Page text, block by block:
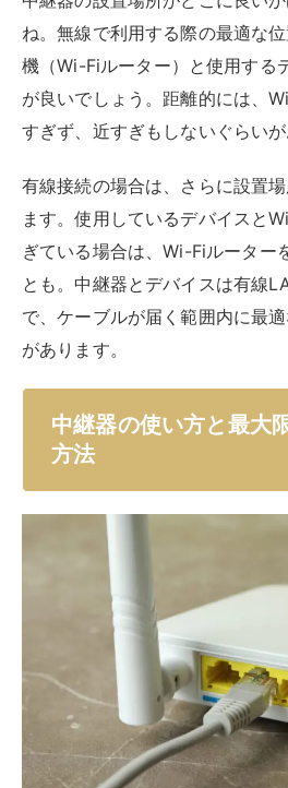
中継器設定の完全ガイド
まずは中継器の設定の仕方につい
器を設定する際には、手動か自
にやり方が異なるので、参考に
手動で設定を行う場合
まずは手動で設定を行う場合の
下は一例ですので、詳細は各中
親機Wi-FiルーターのSSID（
ド（暗号キー）を確認する
親機のWi-Fiルーターの近く
状態の中継機をさして電源
無線設定を選択する
接続設定を選択する
接続先検索を選択する
親機のWi-Fiルーターの
択する
親機のWi-Fiルーターのパ
入力する
中継機本体のランプが接続